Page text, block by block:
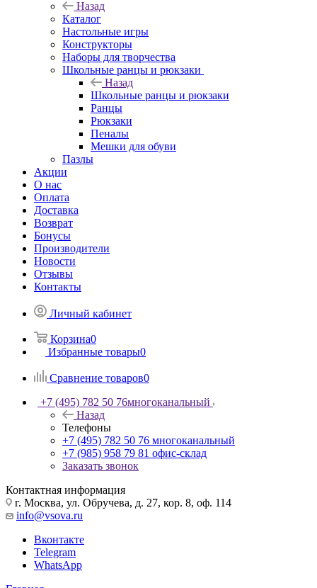
Назад
Каталог
Настольные игры
Конструкторы
Наборы для творчества
Школьные ранцы и рюкзаки
Назад
Школьные ранцы и рюкзаки
Ранцы
Рюкзаки
Пеналы
Мешки для обуви
Пазлы
Акции
О нас
Оплата
Доставка
Возврат
Бонусы
Производители
Новости
Отзывы
Контакты
Личный кабинет
Корзина0
Избранные товары0
Сравнение товаров0
+7 (495) 782 50 76многоканальный
Назад
Телефоны
+7 (495) 782 50 76 многоканальный
+7 (985) 958 79 81 офис-склад
Заказать звонок
Контактная информация
г. Москва, ул. Обручева, д. 27, кор. 8, оф. 114
info@vsova.ru
Вконтакте
Telegram
WhatsApp